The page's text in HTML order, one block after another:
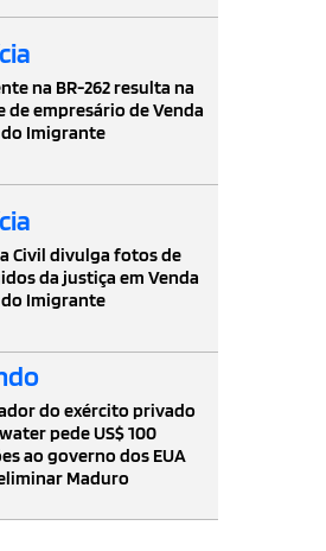
na BR-262 resulta na
de empresário de Venda
do Imigrante
Civil divulga fotos de
da justiça em Venda
do Imigrante
do exército privado
pede US$ 100
ao governo dos EUA
Maduro